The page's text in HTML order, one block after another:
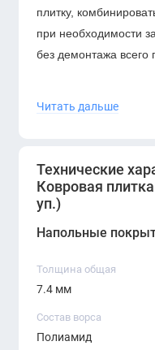
плитку,
при необходимости
без демонтажа всего
акустическими
обеспечивает
нагрузкам и
используемых
эксплуатационным
Gritидеально
центрах, гостиницах
Читать дальше
Технические
Ковровая
уп.)
Напольные
Толщина общая
7.4 мм
Состав ворса
Полиамид